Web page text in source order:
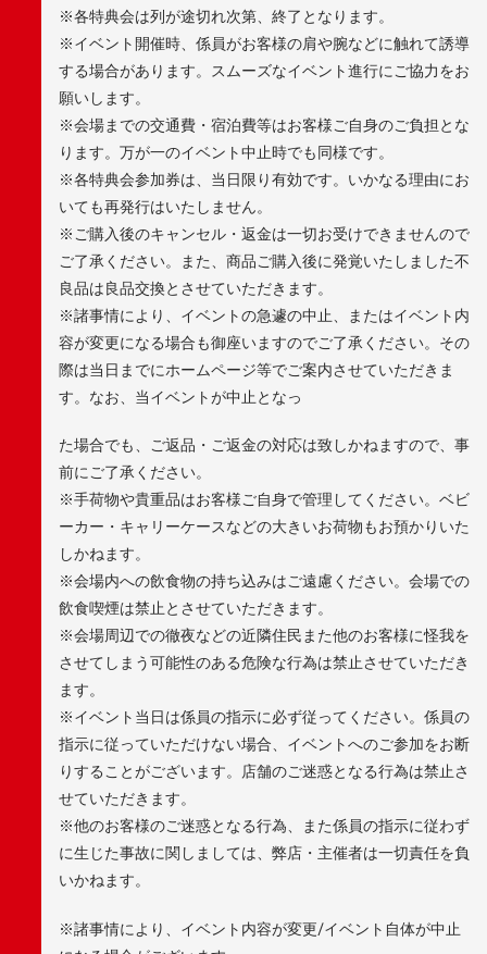
※各特典会は列が途切れ次第、終了となります。
※イベント開催時、係員がお客様の肩や腕などに触れて誘導
する場合があります。スムーズなイベント進行にご協力をお
願いします。
※会場までの交通費・宿泊費等はお客様ご自身のご負担とな
ります。万が一のイベント中止時でも同様です。
※各特典会参加券は、当日限り有効です。いかなる理由にお
いても再発行はいたしません。
※ご購入後のキャンセル・返金は一切お受けできませんので
ご了承ください。また、商品ご購入後に発覚いたしました不
良品は良品交換とさせていただきます。
※諸事情により、イベントの急遽の中止、またはイベント内
容が変更になる場合も御座いますのでご了承ください。その
際は当日までにホームページ等でご案内させていただきま
す。なお、当イベントが中止となっ
た場合でも、ご返品・ご返金の対応は致しかねますので、事
前にご了承ください。
※手荷物や貴重品はお客様ご自身で管理してください。ベビ
ーカー・キャリーケースなどの大きいお荷物もお預かりいた
しかねます。
※会場内への飲食物の持ち込みはご遠慮ください。会場での
飲食喫煙は禁止とさせていただきます。
※会場周辺での徹夜などの近隣住民また他のお客様に怪我を
させてしまう可能性のある危険な行為は禁止させていただき
ます。
※イベント当日は係員の指示に必ず従ってください。係員の
指示に従っていただけない場合、イベントへのご参加をお断
りすることがございます。店舗のご迷惑となる行為は禁止さ
せていただきます。
※他のお客様のご迷惑となる行為、また係員の指示に従わず
に生じた事故に関しましては、弊店・主催者は一切責任を負
いかねます。
※諸事情により、イベント内容が変更/イベント自体が中止